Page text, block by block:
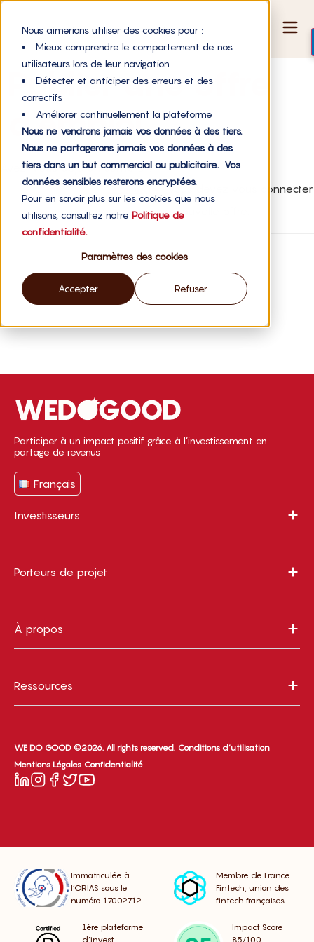
Nous aimerions utiliser des cookies pour :
Mieux comprendre le comportement de nos
utilisateurs lors de leur navigation
Détecter et anticiper des erreurs et des
correctifs
Améliorer continuellement la plateforme
Nous ne vendrons jamais vos données à des tiers.
Nous ne partagerons jamais vos données à des
tiers dans un but commercial ou publicitaire. Vos
données sensibles resterons encryptées.
Pour en savoir plus sur les cookies que nous
utilisons, consultez notre Politique de
confidentialité.
Paramètres des cookies
Accepter Refuser
Publier une offre
d’emploi
Avez-vous déjà un compte ?
Vous devez vous connecter
pour créer une nouvelle offre.
Participer à un impact positif grâce à l’investissement en
partage de revenus
Français
Investisseurs
Porteurs de projet
À propos
Ressources
WE DO GOOD ©2026. All rights reserved. Conditions d’utilisation
Mentions Légales Confidentialité
Immatriculée à
l’ORIAS sous le
numéro 17002712
Membre de France
Fintech, union des
fintech françaises
1ère plateforme
d’invest.
Impact Score
85/100